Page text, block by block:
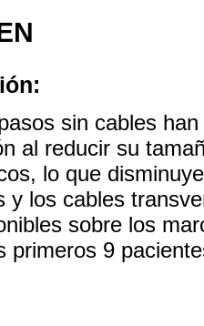
sin cables
al reducir su
lo que
y los cables
sobre los
primeros 9